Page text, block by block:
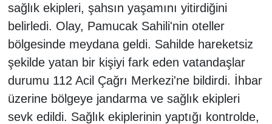
sağlık ekipleri, şahsın yaşamını yitirdiğini
belirledi. Olay, Pamucak Sahili'nin oteller
bölgesinde meydana geldi. Sahilde hareketsiz
şekilde yatan bir kişiyi fark eden vatandaşlar
durumu 112 Acil Çağrı Merkezi'ne bildirdi. İhbar
üzerine bölgeye jandarma ve sağlık ekipleri
sevk edildi. Sağlık ekiplerinin yaptığı kontrolde,